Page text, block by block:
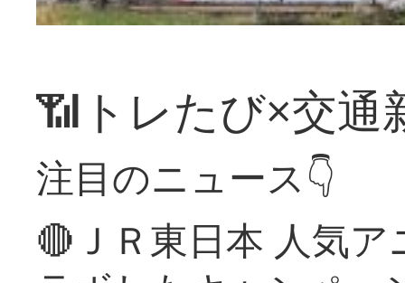
📶トレたび×交通
注目のニュース👇
🔴ＪＲ東日本 人気